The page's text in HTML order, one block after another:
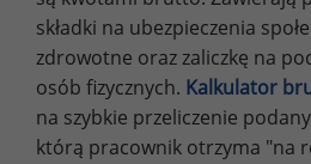
składki na ubezpieczenia
zdrowotne oraz zaliczkę na
osób fizycznych. Kalkulator
na szybkie przeliczenie
którą pracownik otrzyma "na